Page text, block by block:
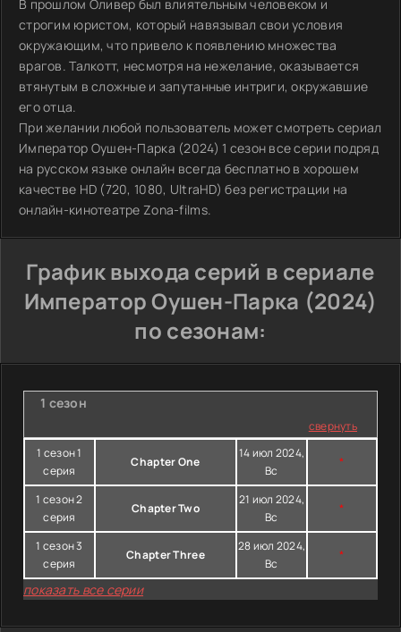
В прошлом Оливер был влиятельным человеком и
строгим юристом, который навязывал свои условия
окружающим, что привело к появлению множества
врагов. Талкотт, несмотря на нежелание, оказывается
втянутым в сложные и запутанные интриги, окружавшие
его отца.
При желании любой пользователь может смотреть сериал
Император Оушен-Парка (2024) 1 сезон все серии подряд
на русском языке онлайн всегда бесплатно в хорошем
качестве HD (720, 1080, UltraHD) без регистрации на
онлайн-кинотеатре Zona-films.
График выхода серий в сериале
Император Оушен-Парка (2024)
по сезонам:
1 сезон
свернуть
1 сезон 1
серия
Chapter One
14 июл 2024,
Вс
*
1 сезон 2
серия
Chapter Two
21 июл 2024,
Вс
*
1 сезон 3
серия
Chapter Three
28 июл 2024,
Вс
*
показать все серии